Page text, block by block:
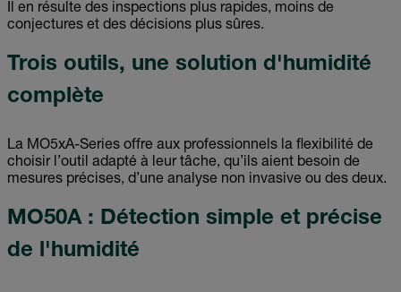
Il en résulte des inspections plus rapides, moins de
conjectures et des décisions plus sûres.
Trois outils, une solution d'humidité
complète
La MO5xA-Series offre aux professionnels la flexibilité de
choisir l’outil adapté à leur tâche, qu’ils aient besoin de
mesures précises, d’une analyse non invasive ou des deux.
MO50A : Détection simple et précise
de l'humidité